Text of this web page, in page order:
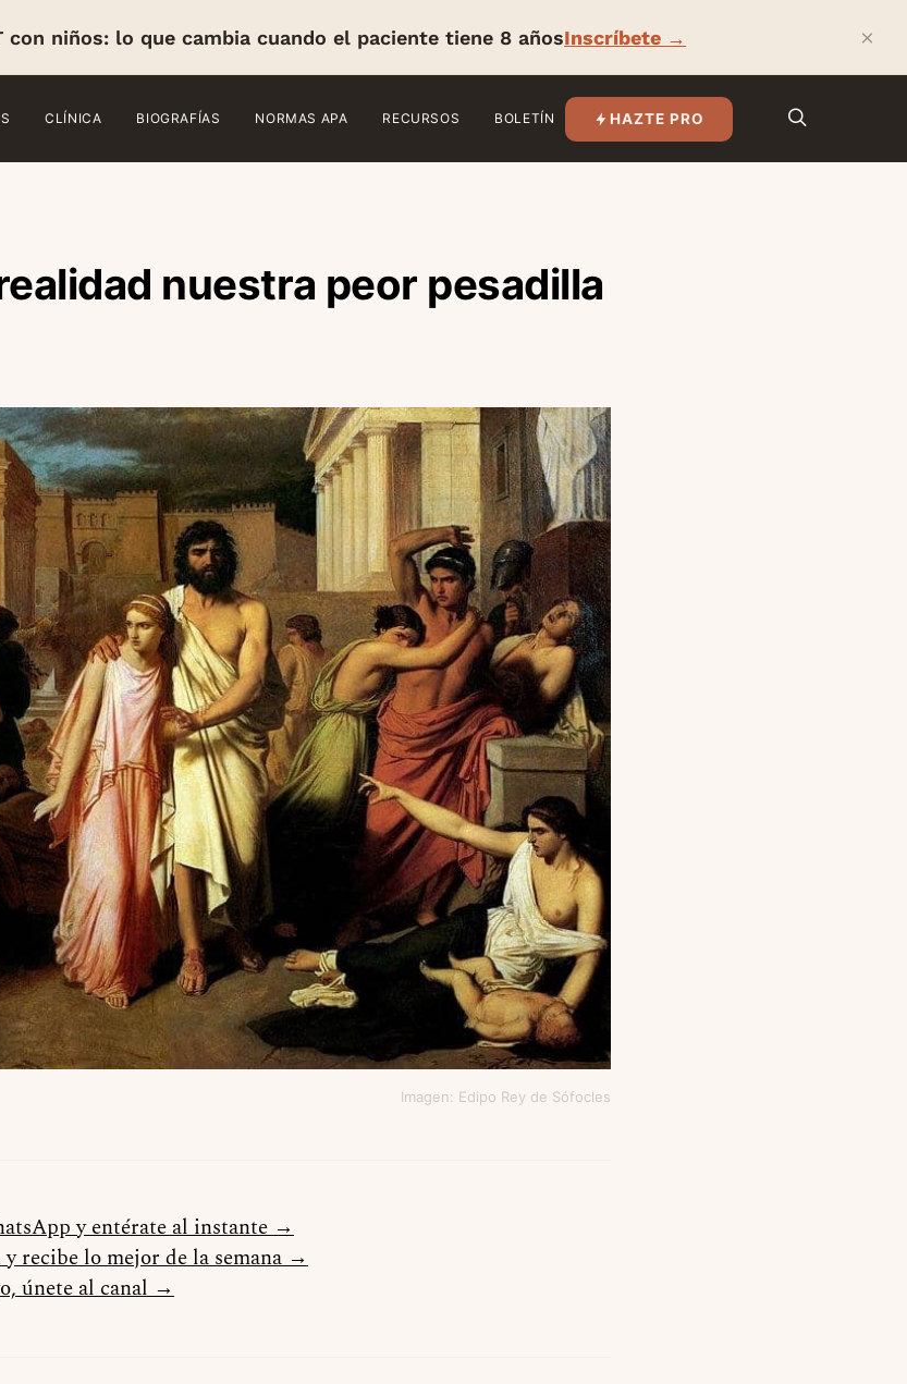
con niños: lo que cambia cuando el paciente tiene 8 añosInscríbete → ×
CLÍNICA BIOGRAFÍAS NORMAS APA RECURSOS BOLETÍN HAZTE PRO
nuestra peor pesadilla
Imagen: Edipo Rey de Sófocles
y entérate al instante →
recibe lo mejor de la semana →
únete al canal →